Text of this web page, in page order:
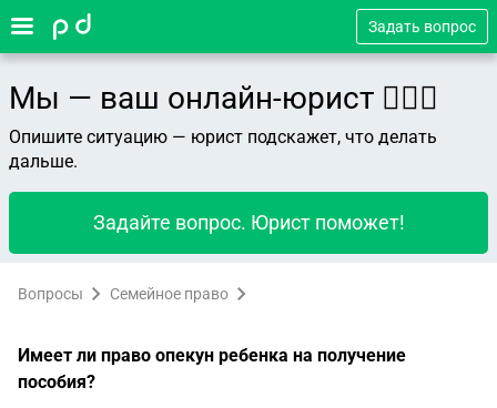
Задать вопрос
Мы — ваш онлайн-юрист 👨🏻‍⚖️
Опишите ситуацию — юрист подскажет, что делать
дальше.
Задайте вопрос. Юрист поможет!
Вопросы Семейное право
Имеет ли право опекун ребенка на получение
пособия?